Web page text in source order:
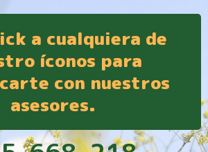
a cualquiera de
íconos para
con nuestros
asesores.